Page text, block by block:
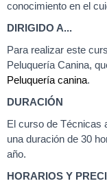
conocimiento en el
DIRIGIDO A...
Para realizar este
Peluquería Canina,
Peluquería canina.
DURACIÓN
El curso de Técnicas
una duración de 30
año.
HORARIOS Y